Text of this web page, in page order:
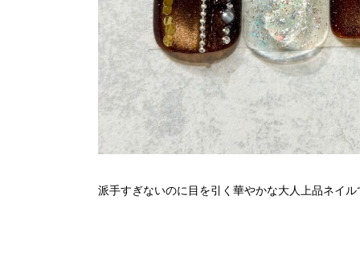
派手すぎないのに目を引く華やかな大人上品ネイ